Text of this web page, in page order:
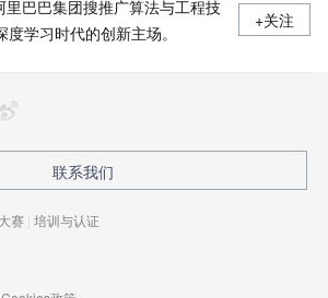
巴巴集团搜推广算法与工程技
学习时代的创新主场。
+关注
联系我们
赛 | 培训与认证